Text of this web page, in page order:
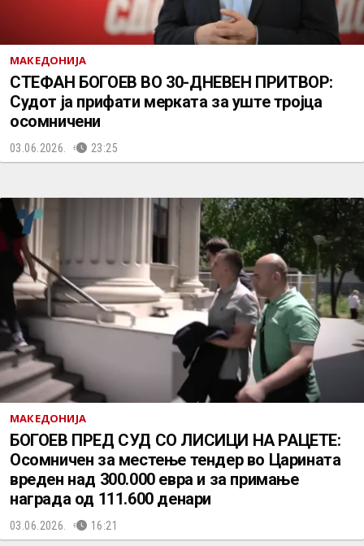
МАКЕДОНИЈА
СТЕФАН БОГОЕВ ВО 30-ДНЕВЕН ПРИТВОР:
Судот ја прифати мерката за уште тројца
осомничени
03.06.2026. 23:25
МАКЕДОНИЈА
БОГОЕВ ПРЕД СУД СО ЛИСИЦИ НА РАЦЕТЕ:
Осомничен за местење тендер во Царината
вреден над 300.000 евра и за примање
награда од 111.600 денари
03.06.2026. 16:21